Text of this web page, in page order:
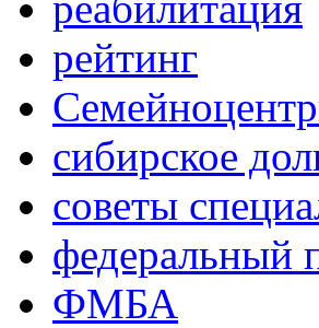
рейтинг
сибирское
советы
федеральный
ФМБА